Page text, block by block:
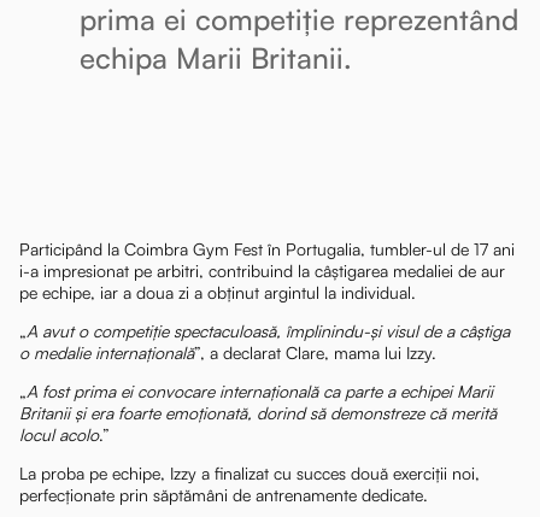
prima ei competiție reprezentând
echipa Marii Britanii.
Participând la Coimbra Gym Fest în Portugalia, tumbler-ul de 17 ani
i-a impresionat pe arbitri, contribuind la câștigarea medaliei de aur
pe echipe, iar a doua zi a obținut argintul la individual.
„A avut o competiție spectaculoasă, împlinindu-și visul de a câștiga
o medalie internațională”, a declarat Clare, mama lui Izzy.
„A fost prima ei convocare internațională ca parte a echipei Marii
Britanii și era foarte emoționată, dorind să demonstreze că merită
locul acolo.”
La proba pe echipe, Izzy a finalizat cu succes două exerciții noi,
perfecționate prin săptămâni de antrenamente dedicate.